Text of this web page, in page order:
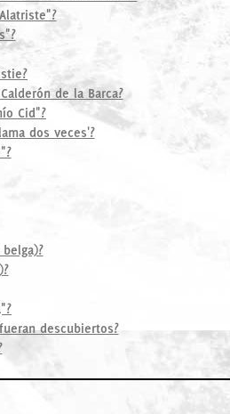
de la Barca?
Cid"?
dos veces'?
descubiertos?